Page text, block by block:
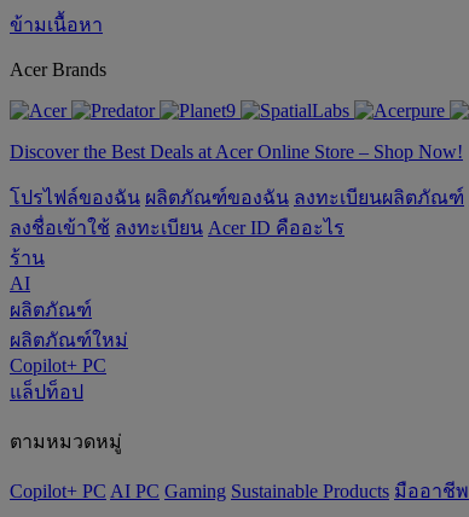
ข้ามเนื้อหา
Acer Brands
Discover the Best Deals at Acer Online Store – Shop Now!
โปรไฟล์ของฉัน ผลิตภัณฑ์ของฉัน ลงทะเบียนผลิตภัณฑ์
ลงชื่อเข้าใช้ ลงทะเบียน Acer ID คืออะไร
ร้าน
AI
ผลิตภัณฑ์
ผลิตภัณฑ์ใหม่
Copilot+ PC
แล็ปท็อป
ตามหมวดหมู่
Copilot+ PC AI PC Gaming ‌Sustainable Products มืออาชีพ